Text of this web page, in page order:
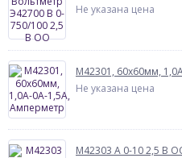
Не указана цена
М42301, 60х60мм,
Не указана цена
М42303 А 0-10 2,5 В